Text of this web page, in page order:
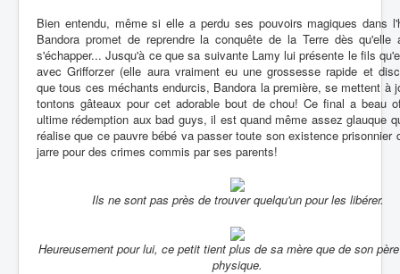
Bien entendu, même si elle a perdu ses pouvoirs magiques dans
Bandora promet de reprendre la conquête de la Terre dès qu'elle
s'échapper... Jusqu'à ce que sa suivante Lamy lui présente le fils
avec Grifforzer (elle aura vraiment eu une grossesse rapide et
que tous ces méchants endurcis, Bandora la première, se mettent à
tontons gâteaux pour cet adorable bout de chou! Ce final a beau
ultime rédemption aux bad guys, il est quand même assez glauque
réalise que ce pauvre bébé va passer toute son existence prisonnier
jarre pour des crimes commis par ses parents!
Ils ne sont pas près de trouver quelqu'un pour les libérer.
Heureusement pour lui, ce petit tient plus de sa mère que de son
physique.